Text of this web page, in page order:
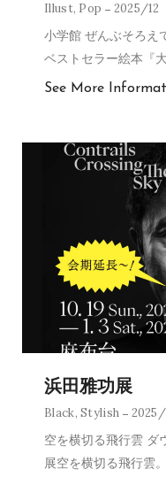
Illust, Pop 2025/12
小学館 ぜんぶそろ
ベストセラー絵本『
See More
浜田雅功展
Black,Stylish 2025/
空を横切る飛行雲 ダ
展空を横切る飛行雲